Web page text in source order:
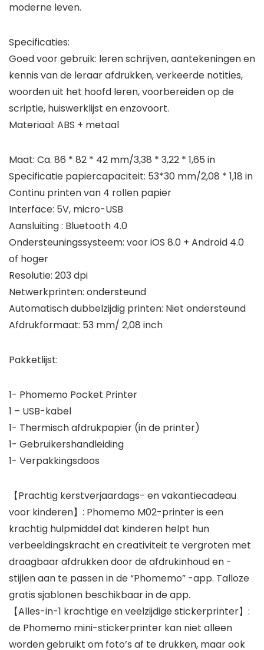
moderne leven.
Specificaties:
Goed voor gebruik: leren schrijven, aantekeningen en
kennis van de leraar afdrukken, verkeerde notities,
woorden uit het hoofd leren, voorbereiden op de
scriptie, huiswerklijst en enzovoort.
Materiaal: ABS + metaal
Maat: Ca. 86 * 82 * 42 mm/3,38 * 3,22 * 1,65 in
Specificatie papiercapaciteit: 53*30 mm/2,08 * 1,18 in
Continu printen van 4 rollen papier
Interface: 5V, micro-USB
Aansluiting : Bluetooth 4.0
Ondersteuningssysteem: voor iOS 8.0 + Android 4.0
of hoger
Resolutie: 203 dpi
Netwerkprinten: ondersteund
Automatisch dubbelzijdig printen: Niet ondersteund
Afdrukformaat: 53 mm/ 2,08 inch
Pakketlijst:
1- Phomemo Pocket Printer
1 – USB-kabel
1- Thermisch afdrukpapier (in de printer)
1- Gebruikershandleiding
1- Verpakkingsdoos
【Prachtig kerstverjaardags- en vakantiecadeau
voor kinderen】: Phomemo M02-printer is een
krachtig hulpmiddel dat kinderen helpt hun
verbeeldingskracht en creativiteit te vergroten met
draagbaar afdrukken door de afdrukinhoud en -
stijlen aan te passen in de “Phomemo” -app. Talloze
gratis sjablonen beschikbaar in de app.
【Alles-in-1 krachtige en veelzijdige stickerprinter】:
de Phomemo mini-stickerprinter kan niet alleen
worden gebruikt om foto’s af te drukken, maar ook